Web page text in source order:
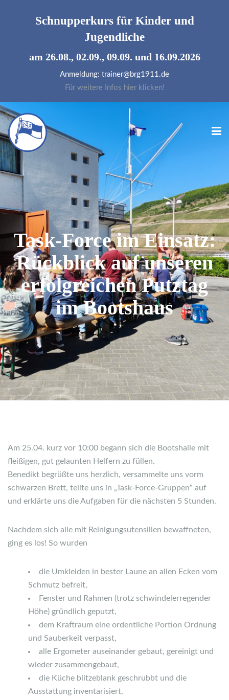
Task-Force im Einsatz:
Rückblick auf unseren
erfolgreichen Putztag
im Bootshaus
Am 25.04. kurz vor 10:00 begann sich die Bootshalle mit
fleißigen, gut gelaunten Helfern zu füllen.
Benedikt begrüßte uns herzlich, versammelte uns vorm
schwarzen Brett, teilte uns in „Task-Force-Gruppen“ auf
und erklärte uns die Aufgaben für die nächsten 5 Stunden.
Nachdem sich alle mit Reinigungsutensilien bewaffneten,
ging es los! So wurden
die Umkleiden in bester Laune an allen Ecken vom
Schmutz befreit,
Fenster und Rahmen (trotz schwindelerregender
Höhe) gründlich geputzt,
dem Kraftraum eine ordentliche Portion Ordnung
und Sauberkeit verpasst,
alle Ergometer auseinander gebaut, gereinigt und
wieder zusammengebaut,
die Küche blitzeblank geschrubbt und die
Ausstattung inventarisiert,
Schnupperkurs für Kinder und
Jugendliche
am 26.08., 02.09., 09.09. und 16.09.2026
Anmeldung: trainer@brg1911.de
Für weitere Infos hier klicken!